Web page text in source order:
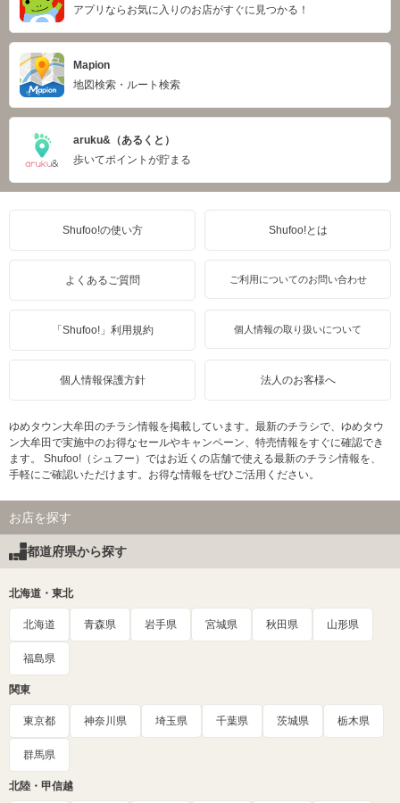
アプリならお気に入りのお店がすぐに見つかる！
Mapion
地図検索・ルート検索
aruku&（あるくと）
歩いてポイントが貯まる
Shufoo!の使い方 Shufoo!とは
よくあるご質問 ご利用についてのお問い合わせ
「Shufoo!」利用規約 個人情報の取り扱いについて
個人情報保護方針 法人のお客様へ
ゆめタウン大牟田のチラシ情報を掲載しています。最新のチラシで、ゆめタウ
ン大牟田で実施中のお得なセールやキャンペーン、特売情報をすぐに確認でき
ます。 Shufoo!（シュフー）ではお近くの店舗で使える最新のチラシ情報を、
手軽にご確認いただけます。お得な情報をぜひご活用ください。
お店を探す
都道府県から探す
北海道・東北
北海道 青森県 岩手県 宮城県 秋田県 山形県
福島県
関東
東京都 神奈川県 埼玉県 千葉県 茨城県 栃木県
群馬県
北陸・甲信越